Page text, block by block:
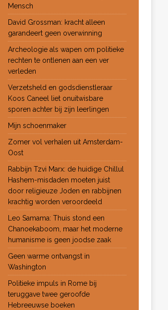
Mensch
David Grossman: kracht alleen
garandeert geen overwinning
Archeologie als wapen om politieke
rechten te ontlenen aan een ver
verleden
Verzetsheld en godsdienstleraar
Koos Caneel liet onuitwisbare
sporen achter bij zijn leerlingen
Mijn schoenmaker
Zomer vol verhalen uit Amsterdam-
Oost
Rabbijn Tzvi Marx: de huidige Chillul
Hashem-misdaden moeten juist
door religieuze Joden en rabbijnen
krachtig worden veroordeeld
Leo Samama: Thuis stond een
Chanoekaboom, maar het moderne
humanisme is geen joodse zaak
Geen warme ontvangst in
Washington
Politieke impuls in Rome bij
teruggave twee geroofde
Hebreeuwse boeken